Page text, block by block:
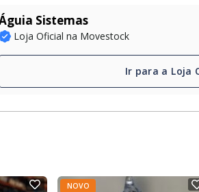
Sistemas
Loja Oficial na Movestock
Ir para a Loja
NOVO